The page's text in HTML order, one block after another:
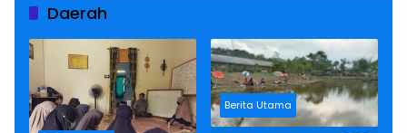
Daerah
Berita Utama